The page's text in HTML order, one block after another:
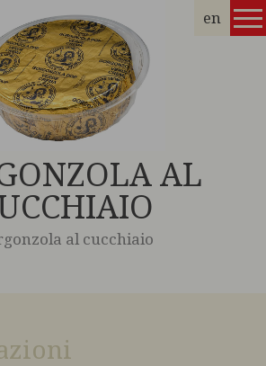
en
AL
al cucchiaio